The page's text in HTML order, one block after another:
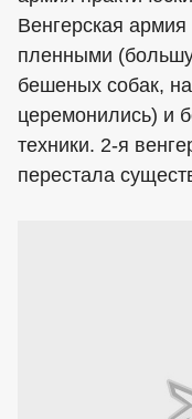
Венгерская
пленными
бешеных собак,
церемонились) и
техники. 2-я
перестала